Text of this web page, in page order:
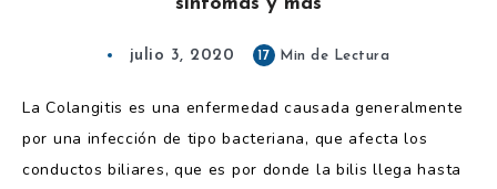
julio 3, 2020 17 Min de Lectura
La Colangitis es una enfermedad causada generalmente
por una infección de tipo bacteriana, que afecta los
conductos biliares, que es por donde la bilis llega hasta